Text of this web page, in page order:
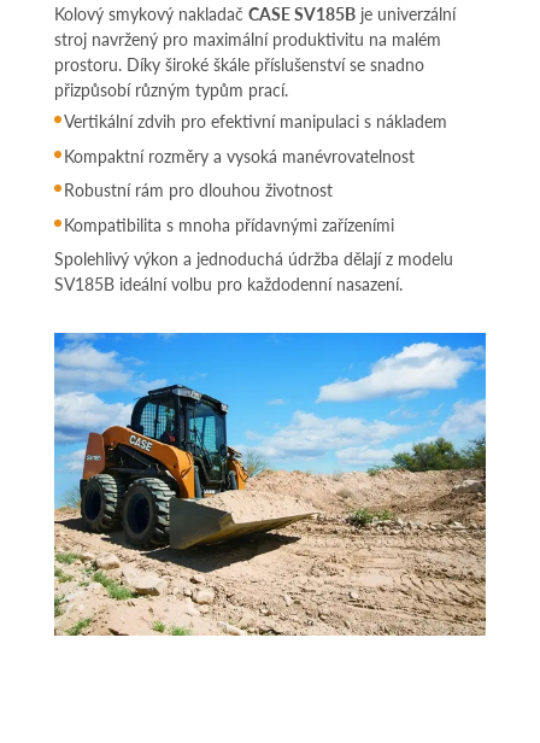
Kolový smykový nakladač CASE SV185B je univerzální
stroj navržený pro maximální produktivitu na malém
prostoru. Díky široké škále příslušenství se snadno
přizpůsobí různým typům prací.
Vertikální zdvih pro efektivní manipulaci s nákladem
Kompaktní rozměry a vysoká manévrovatelnost
Robustní rám pro dlouhou životnost
Kompatibilita s mnoha přídavnými zařízeními
Spolehlivý výkon a jednoduchá údržba dělají z modelu
SV185B ideální volbu pro každodenní nasazení.